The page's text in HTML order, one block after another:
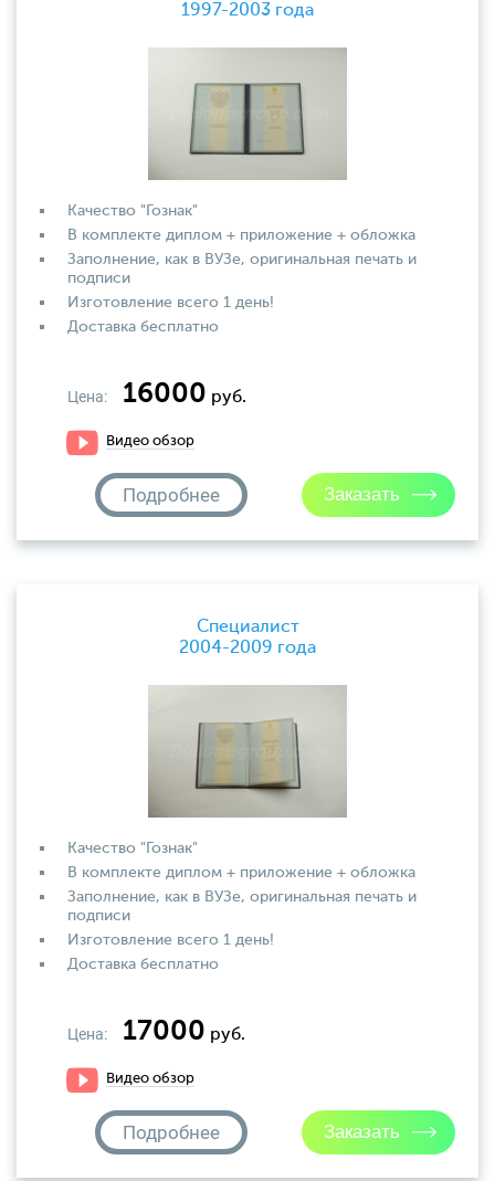
1997-2003 года
Качество "Гознак"
В комплекте диплом + приложение + обложка
Заполнение, как в ВУЗе, оригинальная печать и
подписи
Изготовление всего 1 день!
Доставка бесплатно
Цена: 16000 руб.
Видео обзор
Подробнее
Специалист
2004-2009 года
Качество "Гознак"
В комплекте диплом + приложение + обложка
Заполнение, как в ВУЗе, оригинальная печать и
подписи
Изготовление всего 1 день!
Доставка бесплатно
Цена: 17000 руб.
Видео обзор
Подробнее